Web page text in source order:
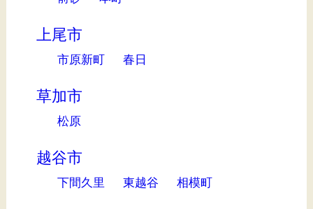
上尾市
市原新町 春日
草加市
松原
越谷市
下間久里 東越谷 相模町